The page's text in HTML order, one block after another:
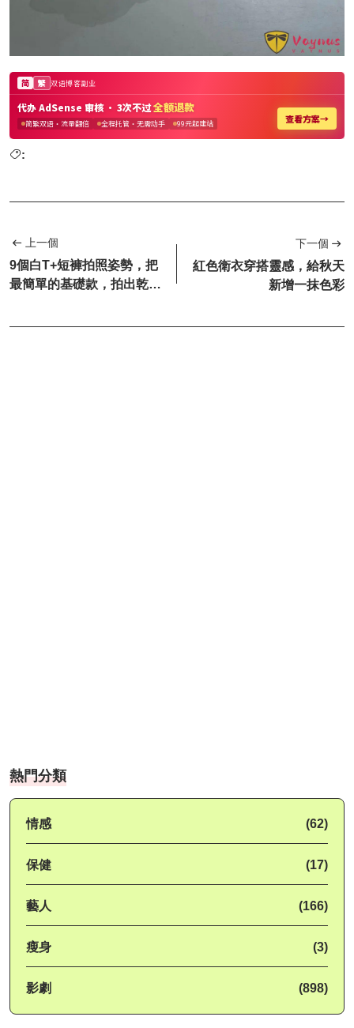
:
上一個
9個白T+短褲拍照姿勢，把
最簡單的基礎款，拍出乾淨
下一個
紅色衛衣穿搭靈感，給秋天
新增一抹色彩
熱門分類
情感 (62)
保健 (17)
藝人 (166)
瘦身 (3)
影劇 (898)